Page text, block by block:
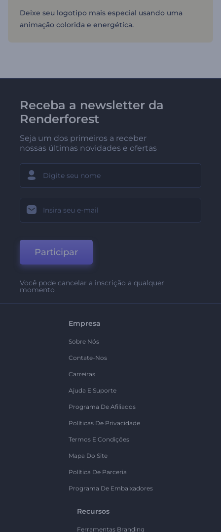
Deixe seu logotipo mais especial usando uma
animação colorida e energética.
Receba a newsletter da
Renderforest
Seja um dos primeiros a receber
nossas últimas novidades e ofertas
Participar
Você pode cancelar a inscrição a qualquer
momento
Empresa
Sobre Nós
Contate-Nos
Carreiras
Ajuda E Suporte
Programa De Afiliados
Políticas De Privacidade
Termos E Condições
Mapa Do Site
Política De Parceria
Programa De Embaixadores
Recursos
Ferramentas Branding